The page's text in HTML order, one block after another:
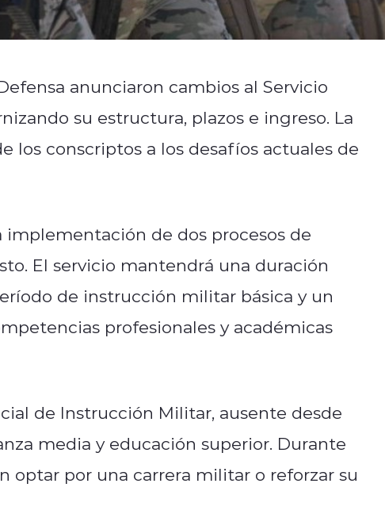
anunciaron cambios al Servicio
su estructura, plazos e ingreso. La
los conscriptos a los desafíos actuales de
implementación de dos procesos de
El servicio mantendrá una duración
de instrucción militar básica y un
profesionales y académicas
de Instrucción Militar, ausente desde
media y educación superior. Durante
optar por una carrera militar o reforzar su